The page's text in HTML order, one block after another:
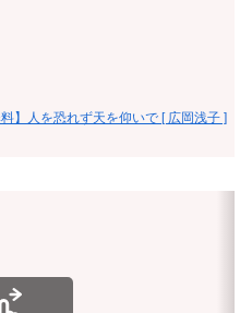
】人を恐れず天を仰いで [ 広岡浅子 ]